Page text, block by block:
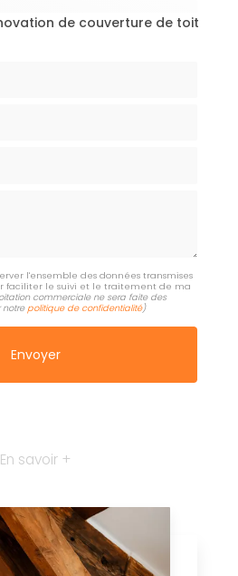
de couverture de toit
l'ensemble des données transmises
faciliter le suivi et le traitement de ma
commerciale ne sera faite des
notrepolitique de confidentialité)
En savoir +